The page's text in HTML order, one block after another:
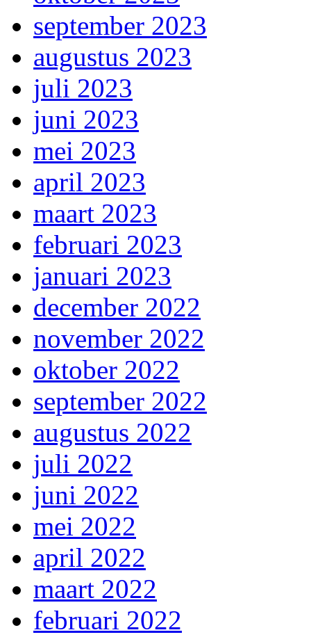
september 2023
augustus 2023
juli 2023
juni 2023
mei 2023
april 2023
maart 2023
februari 2023
januari 2023
december 2022
november 2022
oktober 2022
september 2022
augustus 2022
juli 2022
juni 2022
mei 2022
april 2022
maart 2022
februari 2022